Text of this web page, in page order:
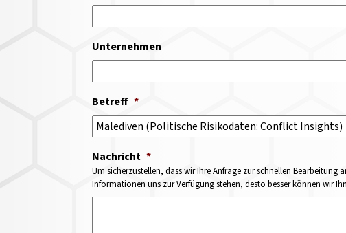
Unternehmen
Betreff *
Nachricht *
Um sicherzustellen, dass wir Ihre Anfrage zur schnellen
Informationen uns zur Verfügung stehen, desto besser können wir